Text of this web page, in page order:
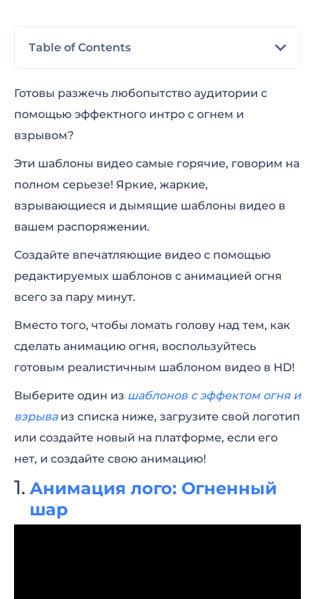
Table of Contents
Анимация лого: Огненный взрыв
пламя
Анимация лого: Пылающий куб
Анимация лого: Эпичный взрыв
Анимация лого: Огненное пламя
Анимация лого: Неистовое пламя
Анимация лого: Пылающий круг
Анимация лого: Пламя факела
Анимация лого: Алхимия огня
Анимация лого: Драконье пламя
Анимация лого: Пылающая сфера
Анимация лого: Пылающий огонь
Анимация лого: Огненное столкновение
Готовы разжечь любопытство аудитории с
помощью эффектного интро с огнем и
взрывом?
Эти шаблоны видео самые горячие, говорим на
полном серьезе! Яркие, жаркие,
взрывающиеся и дымящие шаблоны видео в
вашем распоряжении.
Создайте впечатляющие видео с помощью
редактируемых шаблонов с анимацией огня
всего за пару минут.
Вместо того, чтобы ломать голову над тем, как
сделать анимацию огня, воспользуйтесь
готовым реалистичным шаблоном видео в HD!
Выберите один из шаблонов с эффектом огня и
взрываиз списка ниже, загрузите свой логотип
или создайте новый на платформе, если его
нет, и создайте свою анимацию!
Анимация лого: Огненный
шар